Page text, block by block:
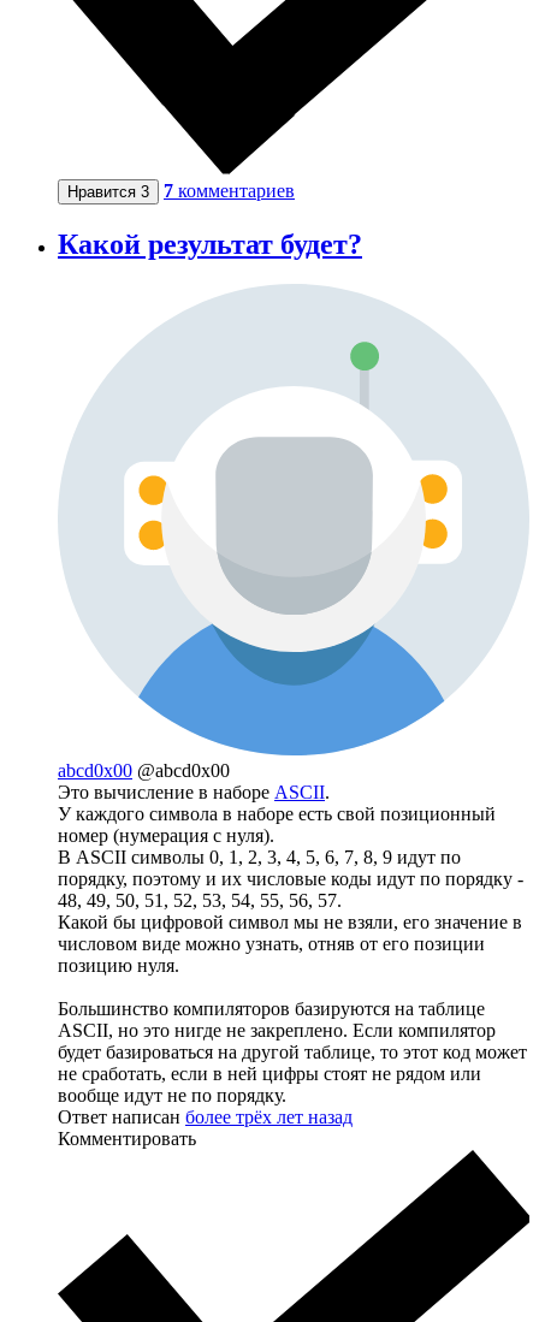
Нравится 3 7 комментариев
Какой результат будет?
abcd0x00 @abcd0x00
Это вычисление в наборе ASCII.
У каждого символа в наборе есть свой позиционный
номер (нумерация с нуля).
В ASCII символы 0, 1, 2, 3, 4, 5, 6, 7, 8, 9 идут по
порядку, поэтому и их числовые коды идут по порядку -
48, 49, 50, 51, 52, 53, 54, 55, 56, 57.
Какой бы цифровой символ мы не взяли, его значение в
числовом виде можно узнать, отняв от его позиции
позицию нуля.
Большинство компиляторов базируются на таблице
ASCII, но это нигде не закреплено. Если компилятор
будет базироваться на другой таблице, то этот код может
не сработать, если в ней цифры стоят не рядом или
вообще идут не по порядку.
Ответ написан более трёх лет назад
Комментировать